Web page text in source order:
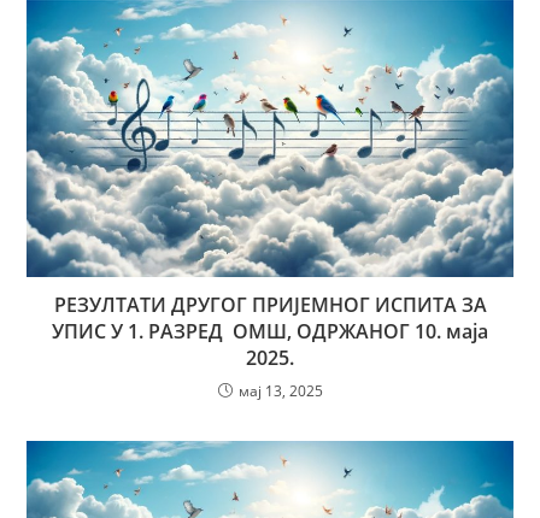
РЕЗУЛТАТИ ДРУГОГ ПРИЈЕМНОГ ИСПИТА ЗА
УПИС У 1. РАЗРЕД ОМШ, ОДРЖАНОГ 10. маја
2025.
мај 13, 2025